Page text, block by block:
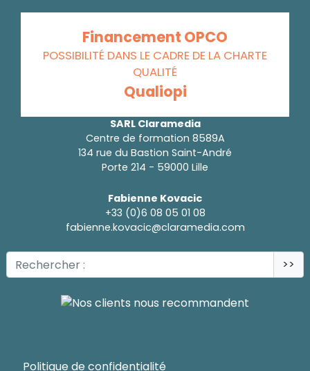
Financement OPCO
POSSIBILITÉ DANS LE CADRE DE LA CHARTE
QUALITÉ
Qualiopi
SARL Claramedia
Centre de formation 8589A
134 rue du Bastion Saint-André
Porte 214 - 59000 Lille
Fabienne Kovacic
+33 (0)6 08 05 01 08
fabienne.kovacic@claramedia.com
>>
Politique de confidentialité